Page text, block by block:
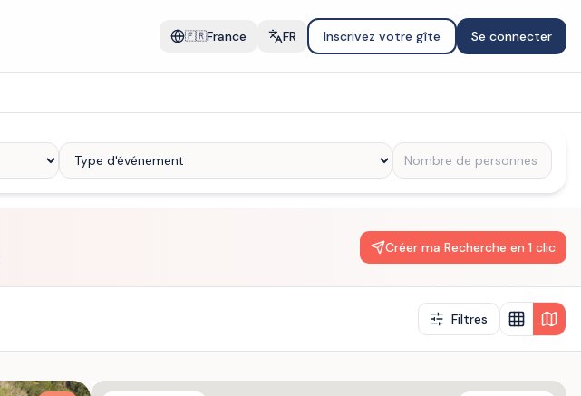
🇫🇷France FR Inscrivez votre gîte Se connecter
Créer ma Recherche en 1 clic
Filtres